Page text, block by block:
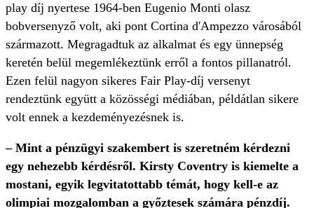
play díj nyertese 1964-ben Eugenio Monti olasz
bobversenyző volt, aki pont Cortina d'Ampezzo városából
származott. Megragadtuk az alkalmat és egy ünnepség
keretén belül megemlékeztünk erről a fontos pillanatról.
Ezen felül nagyon sikeres Fair Play-díj versenyt
rendeztünk együtt a közösségi médiában, példátlan sikere
volt ennek a kezdeményezésnek is.
– Mint a pénzügyi szakembert is szeretném kérdezni
egy nehezebb kérdésről. Kirsty Coventry is kiemelte a
mostani, egyik legvitatottabb témát, hogy kell-e az
olimpiai mozgalomban a győztesek számára pénzdíj.